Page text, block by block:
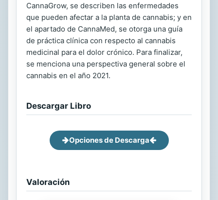
CannaGrow, se describen las enfermedades
que pueden afectar a la planta de cannabis; y en
el apartado de CannaMed, se otorga una guía
de práctica clínica con respecto al cannabis
medicinal para el dolor crónico. Para finalizar,
se menciona una perspectiva general sobre el
cannabis en el año 2021.
Descargar Libro
Opciones de Descarga
Valoración